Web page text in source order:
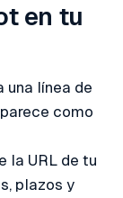
en tu
una línea de
como
la URL de tu
plazos y